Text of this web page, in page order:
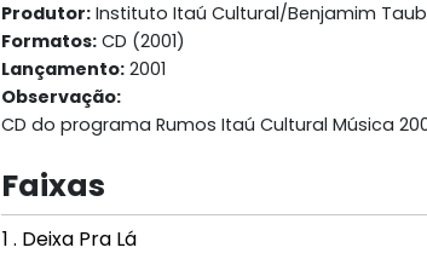
Produtor: Instituto Itaú Cultural/Benjamim
Formatos: CD (2001)
Lançamento: 2001
Observação:
CD do programa Rumos Itaú Cultural Música
Faixas
1 . Deixa Pra Lá